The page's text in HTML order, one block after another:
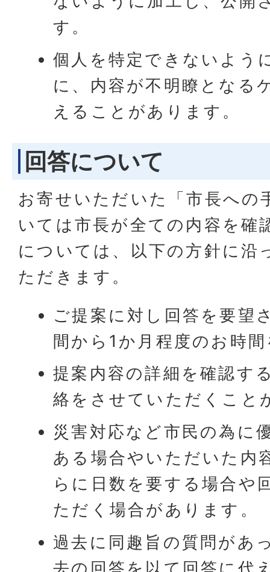
す。
個人を特定できないよう
に、内容が不明瞭となる
えることがあります。
回答について
お寄せいただいた「市長への
いては市長が全ての内容を確
については、以下の方針に沿
ただきます。
ご提案に対し回答を要望
間から1か月程度のお時
提案内容の詳細を確認す
絡をさせていただくこと
災害対応など市民の為に
ある場合やいただいた内
らに日数を要する場合や
ただく場合があります。
過去に同趣旨の質問があ